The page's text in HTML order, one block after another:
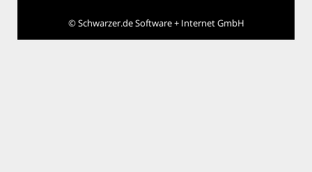
©Schwarzer.de Software + Internet GmbH